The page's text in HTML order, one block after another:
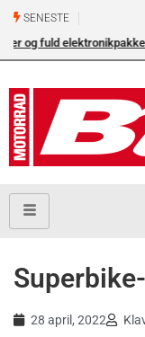
SENESTE
Superbike-VM skifter
28 april, 2022